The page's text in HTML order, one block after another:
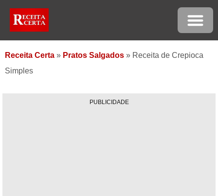
Receita Certa » Pratos Salgados » Receita de Crepioca
Simples
PUBLICIDADE